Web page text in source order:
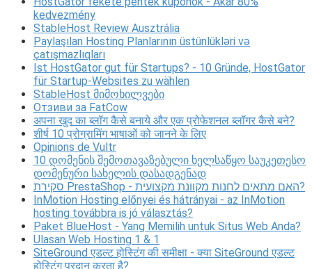
kedvezmény
StableHost Review Ausztrália
Paylaşılan Hosting Planlarının üstünlükləri və
çatışmazlıqları
Ist HostGator gut für Startups? - 10 Gründe, HostGator
für Startup-Websites zu wählen
StableHost მიმოხილვები
Отзиви за FatCow
अपना खुद का ब्लॉग कैसे बनाये और एक प्रोफेशनल ब्लॉगर कैसे बने?
शीर्ष 10 प्रोग्रामिंग भाषाओं को जानने के लिए
Opinions de Vultr
10 დომენის შემოთავაზებული ხელსაწყო საუკეთესო
დომენური სახელის დასადგენად
סקירת PrestaShop - האם מתאים לחנות מקוונת מקצועית?
InMotion Hosting előnyei és hátrányai - az InMotion
hosting továbbra is jó választás?
Paket BlueHost - Yang Memilih untuk Situs Web Anda?
Ulasan Web Hosting 1 & 1
SiteGround एडल्ट होस्टिंग की समीक्षा - क्या SiteGround एडल्ट
होस्टिंग प्रदान करता है?